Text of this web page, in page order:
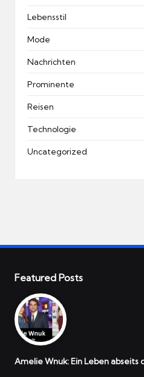
Lebensstil
Mode
Nachrichten
Prominente
Reisen
Technologie
Uncategorized
Featured Posts
Amelie Wnuk: Ein Leben abseits